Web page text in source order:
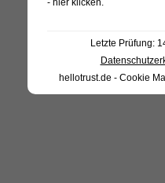
- hier klicken.
Letzte Prüfung:
hellotrust.de - Cookie